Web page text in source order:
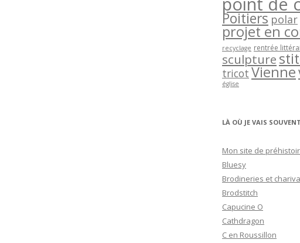
Poitiers polar
projet en
recyclage rentrée
sculpture
tricot Vienne
église
LÀ OÙ JE VAIS
Mon site de
Bluesy
Brodineries et
Brodstitch
Capucine O
Cathdragon
C en Roussillon